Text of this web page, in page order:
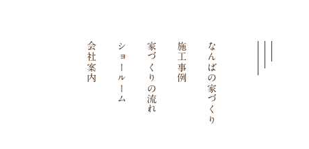
なんばの家づくり
施工事例
家づくりの流れ
ショールーム
会社案内